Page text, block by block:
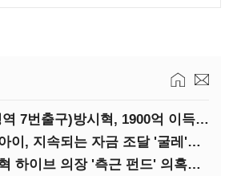
[IB토마토](합정역 7번출구)방시혁, 1900억 이득 논란…하이브 상장 진실은?
[IB토마토]유티아이, 지속되는 자금 조달 '굴레'…부채 리스크 고조
[IB토마토]방시혁 하이브 의장 '측근 펀드' 의혹…실상은 해외 투자 무산